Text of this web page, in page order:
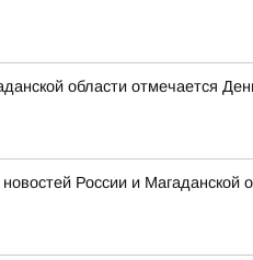
области отмечается
России и Магаданской